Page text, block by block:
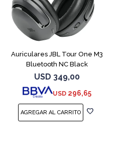
Auriculares JBL Tour One M3
Bluetooth NC Black
USD 349,00
USD 296,65